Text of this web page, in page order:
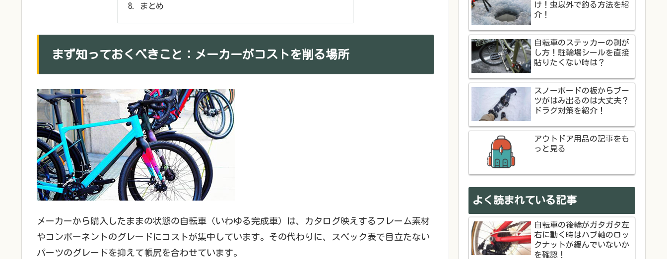
まとめ
まず知っておくべきこと：メーカーがコストを削る場所
メーカーから購入したままの状態の自転車（いわゆる完成車）は、カタログ映えするフレーム素材
やコンポーネントのグレードにコストが集中しています。その代わりに、スペック表で目立たない
パーツのグレードを抑えて帳尻を合わせています。
け！虫以外で釣る方法を紹
介！
自転車のステッカーの剥が
し方！駐輪場シールを直接
貼りたくない時は？
スノーボードの板からブー
ツがはみ出るのは大丈夫？
ドラグ対策を紹介！
アウトドア用品の記事をも
っと見る
よく読まれている記事
自転車の後輪がガタガタ左
右に動く時はハブ軸のロッ
クナットが緩んでいないか
を確認！